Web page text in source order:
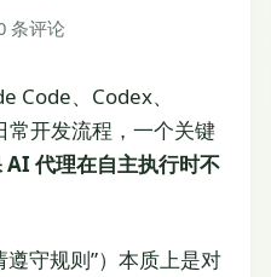
条评论
Code、Codex、
开发流程，一个关键
AI 代理在自主执行时不
守规则”）本质上是对